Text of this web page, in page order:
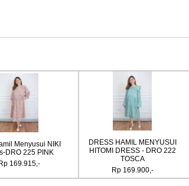
Baju Hamil Menyusui Sarah
Dress- DRO 212 Ungu
Rp 169.900,-
Baju Hamil Menyusui
Dress- DRO 212
Rp 169.900,-